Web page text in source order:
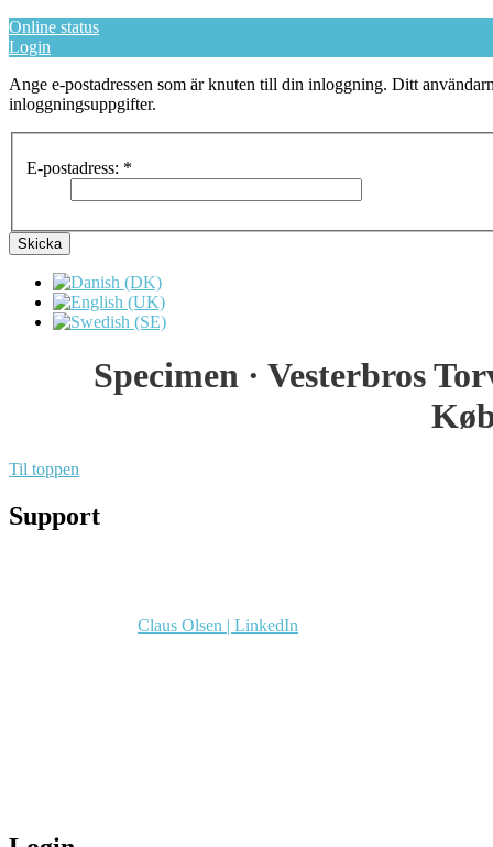
Online status
Login
Ange e-postadressen som är knuten till din inloggning. Ditt
inloggningsuppgifter.
E-postadress: *
Skicka
Specimen · Vesterbros
Til toppen
Support
Claus Olsen | LinkedIn